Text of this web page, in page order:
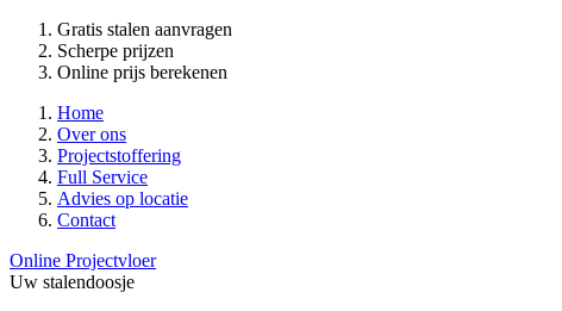
Gratis stalen aanvragen
Scherpe prijzen
Online prijs berekenen
Home
Over ons
Projectstoffering
Full Service
Advies op locatie
Contact
Online Projectvloer
Uw stalendoosje